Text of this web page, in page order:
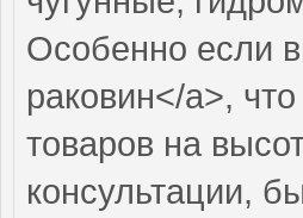
Особенно если
раковин</a>,
товаров на
консультации,